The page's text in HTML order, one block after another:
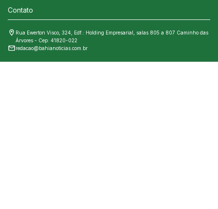
Contato
Rua Ewerton Visco, 324, Edf.: Holding Empresarial, salas 805 a 807 Caminho das
Árvores - Cep: 41820-022
redacao@bahianoticias.com.br